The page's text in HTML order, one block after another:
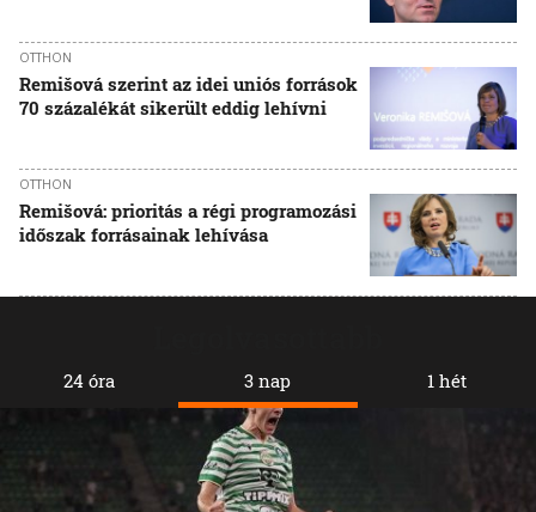
OTTHON
Remišová szerint az idei uniós források
70 százalékát sikerült eddig lehívni
OTTHON
Remišová: prioritás a régi programozási
időszak forrásainak lehívása
24 óra 3 nap 1 hét